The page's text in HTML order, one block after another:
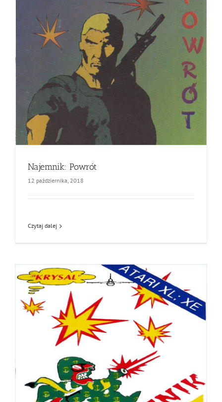
Najemnik: Powrót
12 października, 2018
Czytaj dalej